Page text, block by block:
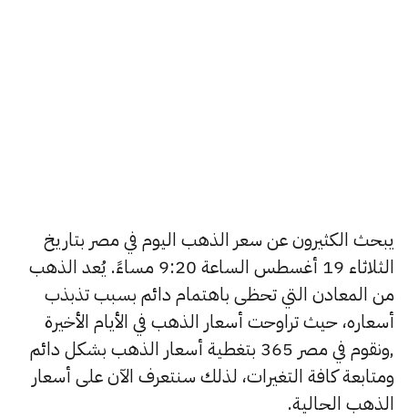
يبحث الكثيرون عن سعر الذهب اليوم في مصر بتاريخ
الثلاثاء 19 أغسطس الساعة 9:20 مساءً. يُعد الذهب
من المعادن التي تحظى باهتمام دائم بسبب تذبذب
أسعاره، حيث تراوحت أسعار الذهب في الأيام الأخيرة
,ونقوم في مصر 365 بتغطية أسعار الذهب بشكل دائم
ومتابعة كافة التغيرات، لذلك سنتعرف الآن على أسعار
الذهب الحالية.